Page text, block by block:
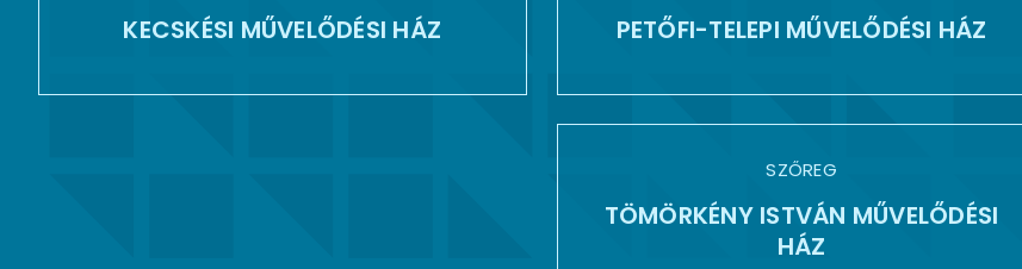
KECSKÉSI MŰVELŐDÉSI HÁZ PETŐFI-TELEPI MŰVELŐDÉSI HÁZ
SZŐREG
TÖMÖRKÉNY ISTVÁN MŰVELŐDÉSI
HÁZ